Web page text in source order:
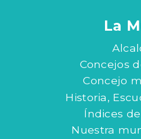
La
Concejos
Concejo
Historia,
Índices
Nuestra